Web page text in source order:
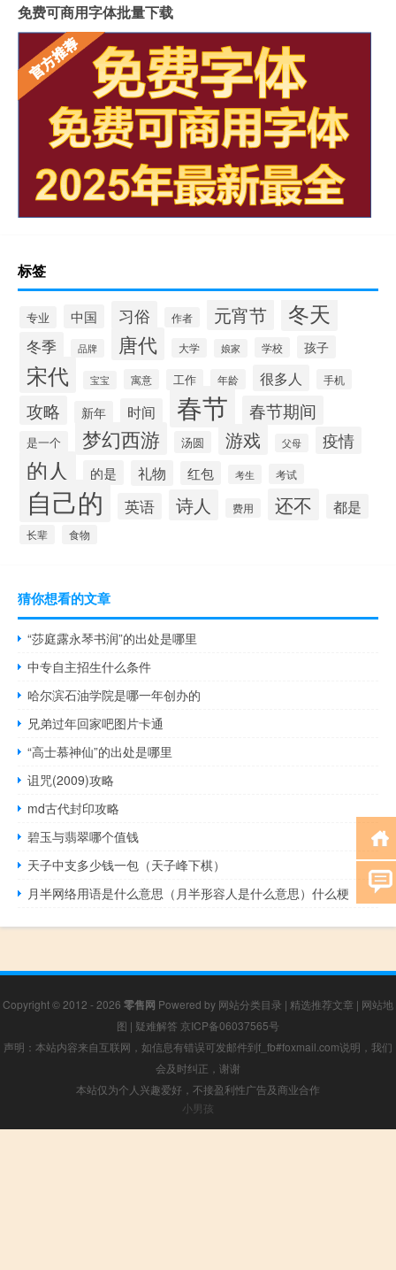
免费可商用字体批量下载
标签
专业 中国 习俗 作者 元宵节 冬天
冬季 品牌 唐代 大学 娘家 学校 孩子
宋代 宝宝 寓意 工作 年龄 很多人 手机
攻略 新年 时间 春节 春节期间
是一个 梦幻西游 汤圆 游戏 父母 疫情
的人 的是 礼物 红包 考生 考试
自己的 英语 诗人 费用 还不 都是
长辈 食物
猜你想看的文章
“莎庭露永琴书润”的出处是哪里
中专自主招生什么条件
哈尔滨石油学院是哪一年创办的
兄弟过年回家吧图片卡通
“高士慕神仙”的出处是哪里
诅咒(2009)攻略
md古代封印攻略
碧玉与翡翠哪个值钱
天子中支多少钱一包（天子峰下棋）
月半网络用语是什么意思（月半形容人是什么意思）什么梗
Copyright © 2012 - 2026 零售网 Powered by 网站分类目录 | 精选推荐文章 | 网站地
图 | 疑难解答 京ICP备06037565号
声明：本站内容来自互联网，如信息有错误可发邮件到f_fb#foxmail.com说明，我们
会及时纠正，谢谢
本站仅为个人兴趣爱好，不接盈利性广告及商业合作
小男孩